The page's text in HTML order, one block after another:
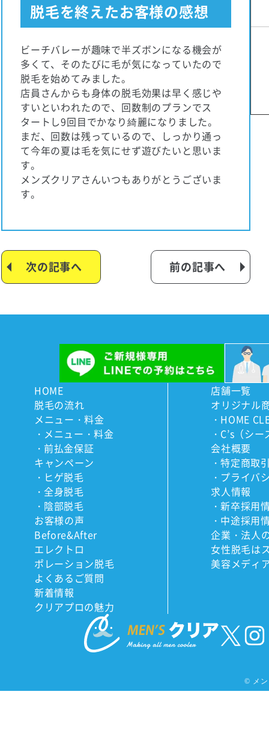
脱毛を終えたお客様の感想
ビーチバレーが趣味で半ズボンになる機会が
多くて、そのたびに毛が気になっていたので
脱毛を始めてみました。
店員さんからも身体の脱毛効果は早く感じや
すいといわれたので、回数制のプランでス
タートし9回目でかなり綺麗になりました。
まだ、回数は残っているので、しっかり通っ
て今年の夏は毛を気にせず遊びたいと思いま
す。
メンズクリアさんいつもありがとうございま
す。
次の記事へ 前の記事へ
HOME
脱毛の流れ
メニュー・料金
メニュー・料金
前払金保証
キャンペーン
ヒゲ脱毛
全身脱毛
陰部脱毛
お客様の声
Before&After
エレクトロ
ポレーション脱毛
よくあるご質問
新着情報
クリアプロの魅力
店舗一覧
オリジナル
HOME
C’s（シー
会社概要
特定商取
プライバ
求人情報
新卒採用
中途採用
企業・法人
女性脱毛は
美容メディ
© メ